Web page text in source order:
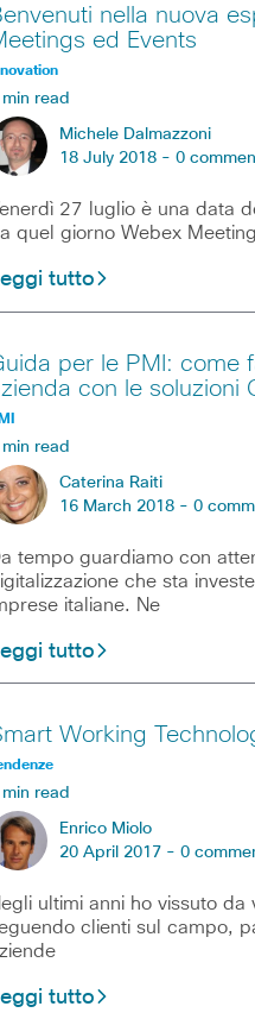
nella nuova
ed Events
read
Michele Dalmazzoni
18 July 2018 - 0
27 luglio è una data
quel giorno Webex
tutto
per le PMI: come
con le soluzioni
min read
Caterina Raiti
16 March 2018 - 0
tempo guardiamo con
che sta
italiane. Ne
tutto
Working
read
Enrico Miolo
20 April 2017 - 0
ultimi anni ho vissuto
clienti sul campo,
tutto